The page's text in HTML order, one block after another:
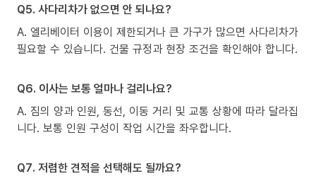
Q5. 사다리차가 없으면 안 되나요?
A. 엘리베이터 이용이 제한되거나 큰 가구가 많으면 사다리차가
필요할 수 있습니다. 건물 규정과 현장 조건을 확인해야 합니다.
Q6. 이사는 보통 얼마나 걸리나요?
A. 짐의 양과 인원, 동선, 이동 거리 및 교통 상황에 따라 달라집
니다. 보통 인원 구성이 작업 시간을 좌우합니다.
Q7. 저렴한 견적을 선택해도 될까요?